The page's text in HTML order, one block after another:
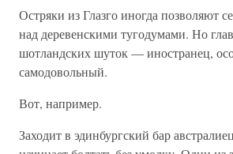
Остряки из Глазго иногда позволяют
над деревенскими тугодумами. Но
шотландских шуток — иностранец,
самодовольный.
Вот, например.
Заходит в эдинбургский бар